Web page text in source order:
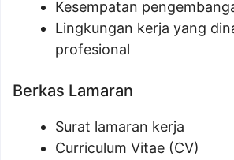
Kesempatan
Lingkungan kerja yang
profesional
Berkas Lamaran
Surat lamaran kerja
Curriculum Vitae (CV)